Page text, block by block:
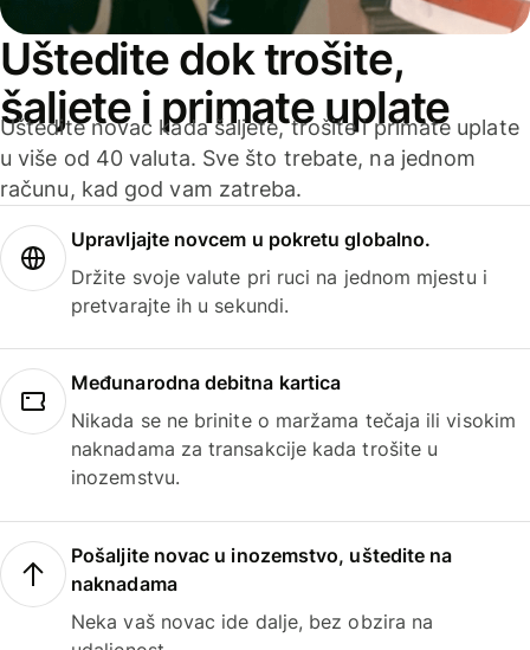
Uštedite dok trošite,
šaljete i primate uplate
Uštedite novac kada šaljete, trošite i primate uplate
u više od 40 valuta. Sve što trebate, na jednom
računu, kad god vam zatreba.
Upravljajte novcem u pokretu globalno.
Držite svoje valute pri ruci na jednom mjestu i
pretvarajte ih u sekundi.
Međunarodna debitna kartica
Nikada se ne brinite o maržama tečaja ili visokim
naknadama za transakcije kada trošite u
inozemstvu.
Pošaljite novac u inozemstvo, uštedite na
naknadama
Neka vaš novac ide dalje, bez obzira na